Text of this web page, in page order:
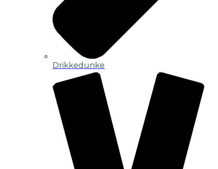
Drikkedunke